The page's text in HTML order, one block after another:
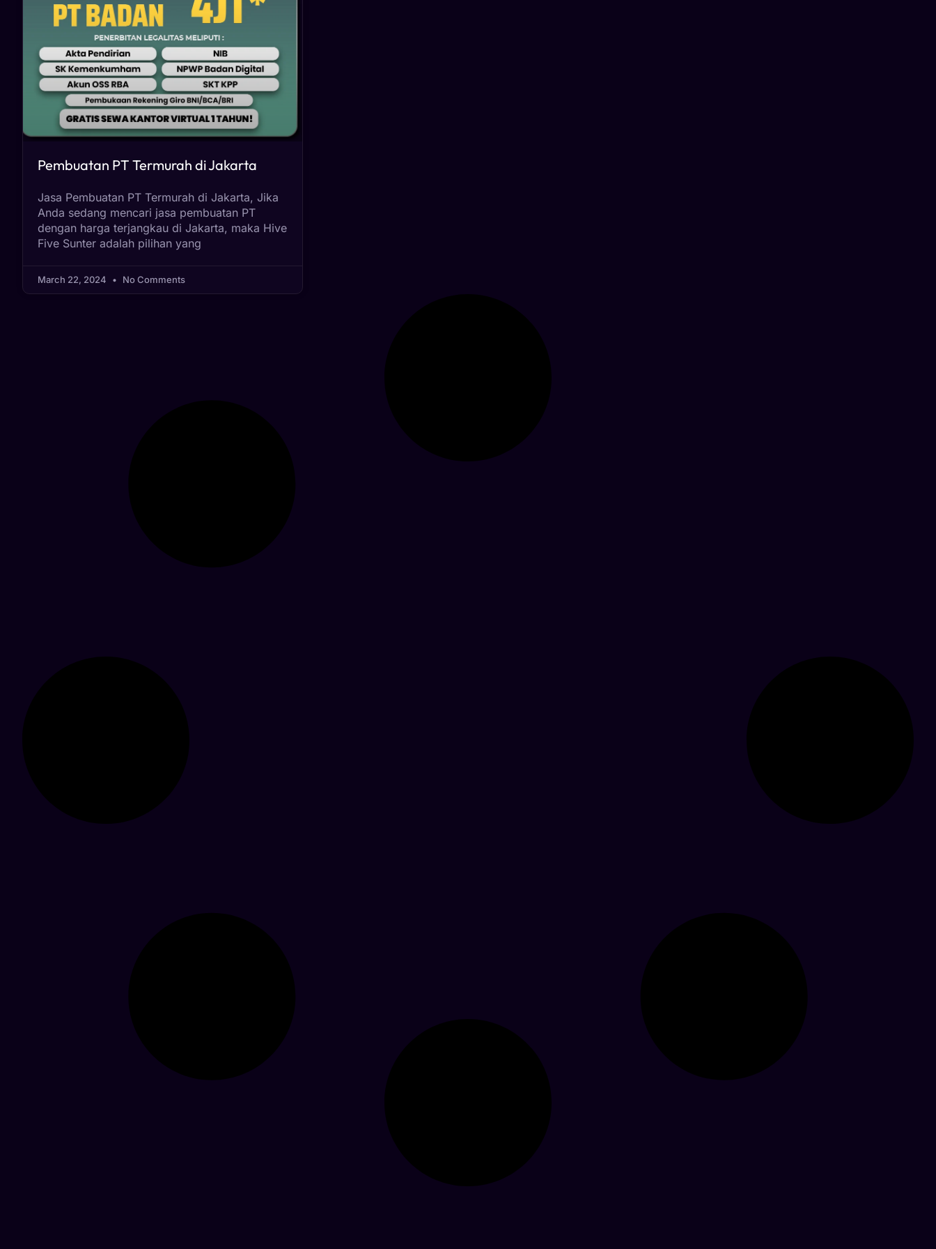
Pembuatan PT Termurah di Jakarta
Jasa Pembuatan PT Termurah di Jakarta, Jika
Anda sedang mencari jasa pembuatan PT
dengan harga terjangkau di Jakarta, maka Hive
Five Sunter adalah pilihan yang
March 22, 2024 No Comments